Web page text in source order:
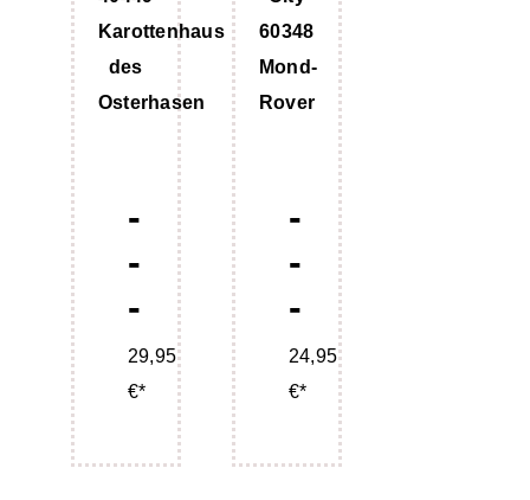
Karottenhaus
des
Osterhasen
-
-
-
29,95
€*
60348
Mond-
Rover
-
-
-
24,95
€*